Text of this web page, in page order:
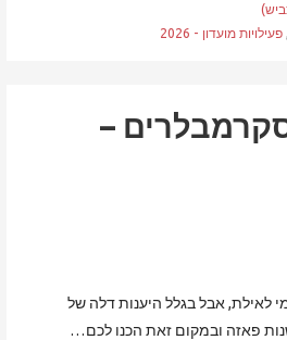
פעילויות מועדון - 2026
–
לאילת, אבל בגלל היענות דלה של
פאזה ובמקום זאת הכנו לכם…